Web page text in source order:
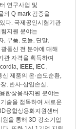
연구사업 및
의 Q-mark 검증을
다. 국제공인시험기관
지원 분야는
, 부품, 모듈, 단말,
통신 전 분야에 대해
관 자격을 획득하여
IEEE, IEC,
제품의 온·습도순환,
, 반사·삽입손실,
합상용화지원 분야는
술을 접목하여 새로운
융합상용화지원센터
을 통해 3D 강소기업